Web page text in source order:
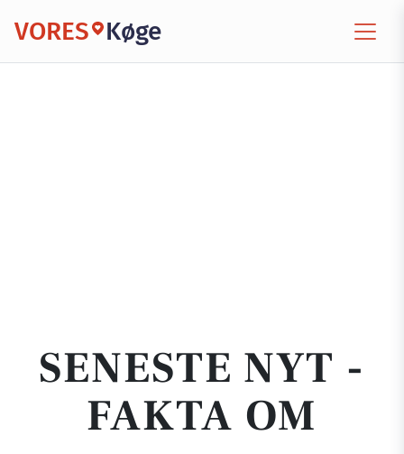
VORES Køge
SENESTE NYT -
FAKTA OM